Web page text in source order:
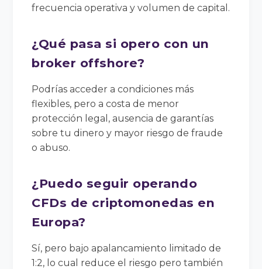
frecuencia operativa y volumen de capital.
¿Qué pasa si opero con un
broker offshore?
Podrías acceder a condiciones más
flexibles, pero a costa de menor
protección legal, ausencia de garantías
sobre tu dinero y mayor riesgo de fraude
o abuso.
¿Puedo seguir operando
CFDs de criptomonedas en
Europa?
Sí, pero bajo apalancamiento limitado de
1:2, lo cual reduce el riesgo pero también